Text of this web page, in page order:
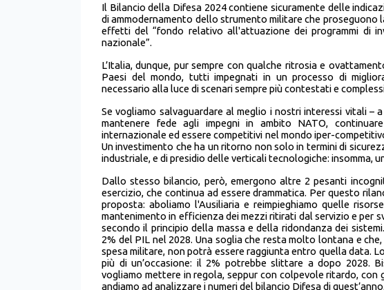
Il Bilancio della Difesa 2024 contiene sicuramente delle
di ammodernamento dello strumento militare che
effetti del “fondo relativo all'attuazione dei programmi di
nazionale”.
L’Italia, dunque, pur sempre con qualche ritrosia e
Paesi del mondo, tutti impegnati in un processo di
necessario alla luce di scenari sempre più contestati e
Se vogliamo salvaguardare al meglio i nostri interessi vitali –
mantenere fede agli impegni in ambito NATO,
internazionale ed essere competitivi nel mondo iper-
Un investimento che ha un ritorno non solo in termini di
industriale, e di presidio delle verticali tecnologiche: insomma,
Dallo stesso bilancio, però, emergono altre 2 pesanti
esercizio, che continua ad essere drammatica. Per questo
proposta: aboliamo l'Ausiliaria e reimpieghiamo quelle
mantenimento in efficienza dei mezzi ritirati dal servizio e per
secondo il principio della massa e della ridondanza dei
2% del PIL nel 2028. Una soglia che resta molto lontana e
spesa militare, non potrà essere raggiunta entro quella data.
più di un’occasione: il 2% potrebbe slittare a dopo 2028.
vogliamo mettere in regola, seppur con colpevole ritardo,
andiamo ad analizzare i numeri del bilancio Difesa di quest’anno.